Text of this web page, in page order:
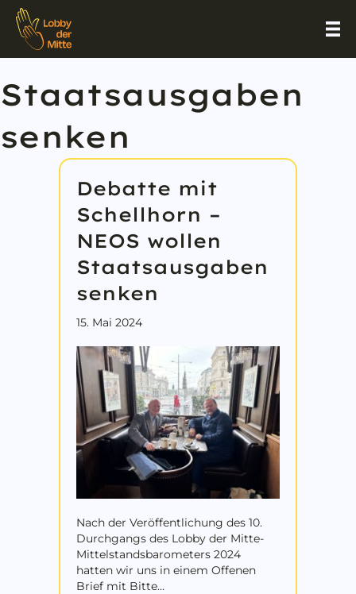
Staatsausgaben
senken
Debatte mit
Schellhorn –
NEOS wollen
Staatsausgaben
senken
15. Mai 2024
Nach der Veröffentlichung des 10.
Durchgangs des Lobby der Mitte-
Mittelstandsbarometers 2024
hatten wir uns in einem Offenen
Brief mit Bitte…